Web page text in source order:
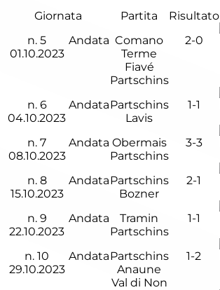
Giornata Partita Risultato
n.5
01.10.2023
Andata Comano
Terme
Fiavé
Partschins
2-0
n. 6
04.10.2023
AndataPartschins
Lavis
1-1
n.7
08.10.2023
Andata Obermais
Partschins
3-3
n. 8
15.10.2023
AndataPartschins
Bozner
2-1
n. 9
22.10.2023
Andata
Tramin
Partschins
1-1
n.10
29.10.2023
AndataPartschins
Anaune
Val di Non
1-2